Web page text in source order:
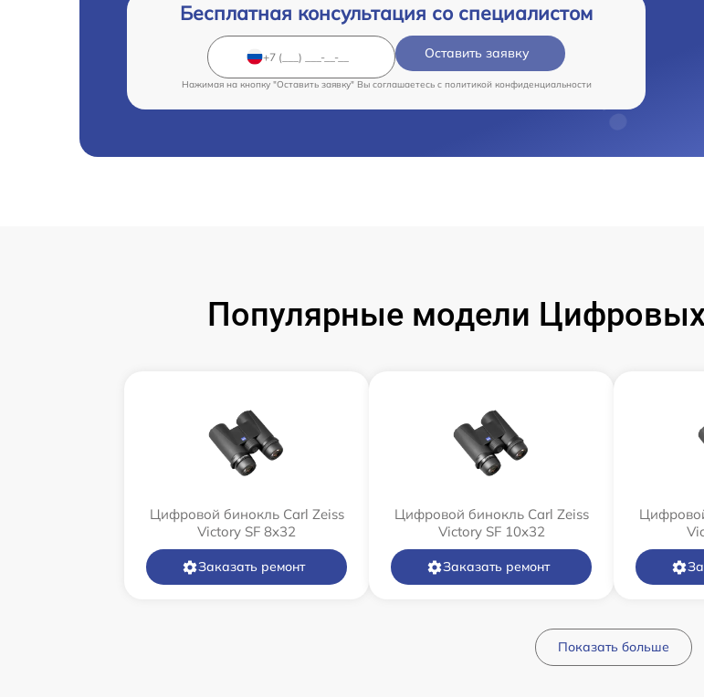
Бесплатная консультация со специалистом
Оставить заявку
Нажимая на кнопку "Оставить заявку" Вы соглашаетесь c политикой конфиденциальности
Популярные модели
Цифровой бинокль Carl Zeiss
Victory SF 8x32
Заказать ремонт
Цифровой бинокль Carl Zeiss
Victory SF 10x32
Заказать ремонт
Показать больше